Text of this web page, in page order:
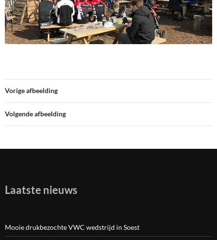
Vorige afbeelding
Volgende afbeelding
Laatste nieuws
Mooie drukbezochte VWC wedstrijd in Soest